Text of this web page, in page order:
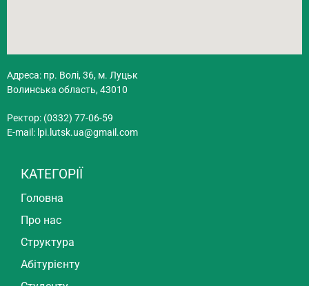
Адреса: пр. Волі, 36, м. Луцьк
Волинська область, 43010
Ректор: (0332) 77-06-59
E-mail: lpi.lutsk.ua@gmail.com
КАТЕГОРІЇ
Головна
Про нас
Структура
Абітурієнту